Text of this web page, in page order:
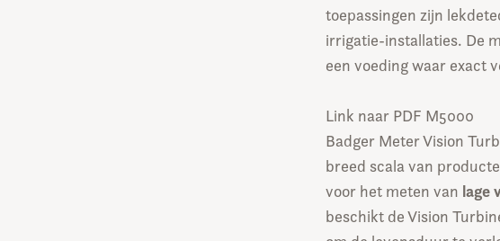
toepassingen zijn
irrigatie-installaties. De
een voeding waar exact
Link naar PDF M5000
Badger Meter Vision
breed scala van
voor het meten van lage
beschikt de Vision